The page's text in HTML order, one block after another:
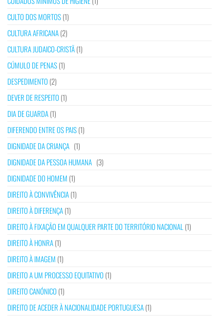
CULTO DOS MORTOS(1)
CULTURA AFRICANA(2)
CULTURA JUDAICO-CRISTÃ(1)
CÚMULO DE PENAS(1)
DESPEDIMENTO (2)
DEVER DE RESPEITO (1)
DIA DE GUARDA(1)
DIFERENDO ENTRE OS PAIS(1)
DIGNIDADE DA CRIANÇA (1)
DIGNIDADE DA PESSOA HUMANA (3)
DIGNIDADE DO HOMEM (1)
DIREITO À CONVIVÊNCIA(1)
DIREITO À DIFERENÇA(1)
DIREITO À FIXAÇÃO EM QUALQUER PARTE DO TERRITÓRIO NACIONAL (1)
DIREITO À HONRA(1)
DIREITO À IMAGEM (1)
DIREITO A UM PROCESSO EQUITATIVO (1)
DIREITO CANÓNICO (1)
DIREITO DE ACEDER À NACIONALIDADE PORTUGUESA(1)